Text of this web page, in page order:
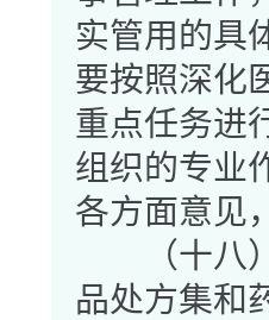
实管用的具
要按照深化
重点任务进
组织的专业
各方面意见
（十八）
品处方集和